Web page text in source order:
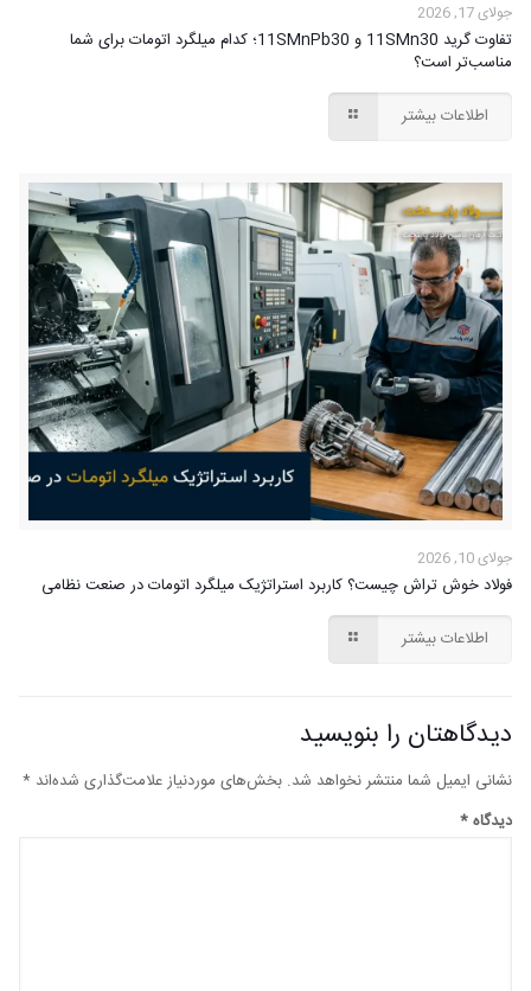
جولای 17, 2026
تفاوت گرید 11SMn30 و 11SMnPb30؛ کدام میلگرد اتومات برای شما
مناسب‌تر است؟
اطلاعات بیشتر
جولای 10, 2026
فولاد خوش تراش چیست؟ کاربرد استراتژیک میلگرد اتومات در صنعت نظامی
اطلاعات بیشتر
دیدگاهتان را بنویسید
نشانی ایمیل شما منتشر نخواهد شد. بخش‌های موردنیاز علامت‌گذاری شده‌اند *
دیدگاه*